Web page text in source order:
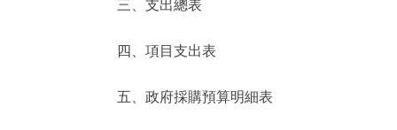
走進北京
北京概況
綠色北京
三、支出總表
四、項目支出表
五、政府採購預算明細表